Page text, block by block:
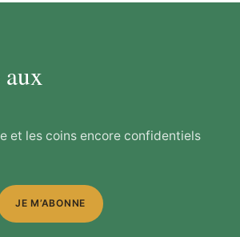
et les coins encore confidentiels
JE M’ABONNE